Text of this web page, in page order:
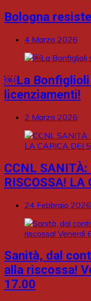
Bologna
4 Marzo 2026
￼La Bonfiglioli
licenziamenti!
2 Marzo 2026
CCNL SANITÀ:
RISCOSSA! LA
24 Febbraio 2026
Sanità, dal
alla riscossa!
17.00